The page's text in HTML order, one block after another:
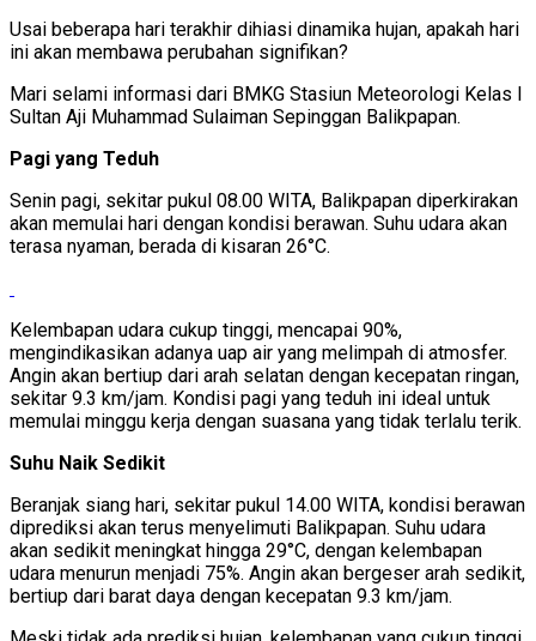
Usai beberapa hari terakhir dihiasi dinamika hujan, apakah hari
ini akan membawa perubahan signifikan?
Mari selami informasi dari BMKG Stasiun Meteorologi Kelas I
Sultan Aji Muhammad Sulaiman Sepinggan Balikpapan.
Pagi yang Teduh
Senin pagi, sekitar pukul 08.00 WITA, Balikpapan diperkirakan
akan memulai hari dengan kondisi berawan. Suhu udara akan
terasa nyaman, berada di kisaran 26°C.
Kelembapan udara cukup tinggi, mencapai 90%,
mengindikasikan adanya uap air yang melimpah di atmosfer.
Angin akan bertiup dari arah selatan dengan kecepatan ringan,
sekitar 9.3 km/jam. Kondisi pagi yang teduh ini ideal untuk
memulai minggu kerja dengan suasana yang tidak terlalu terik.
Suhu Naik Sedikit
Beranjak siang hari, sekitar pukul 14.00 WITA, kondisi berawan
diprediksi akan terus menyelimuti Balikpapan. Suhu udara
akan sedikit meningkat hingga 29°C, dengan kelembapan
udara menurun menjadi 75%. Angin akan bergeser arah sedikit,
bertiup dari barat daya dengan kecepatan 9.3 km/jam.